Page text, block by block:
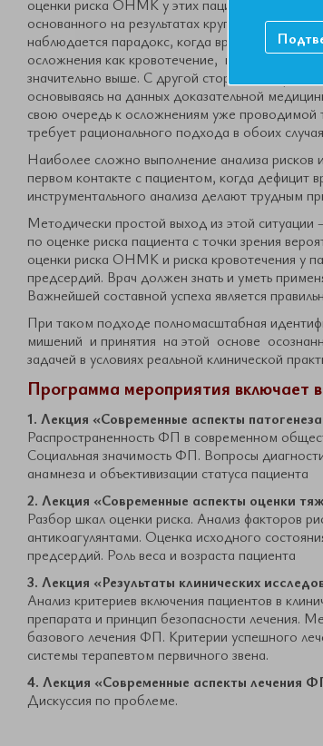
оценки риска ОНМК у этих пациентов и выбора
основанного на результатах крупных
наблюдается парадокс, когда врач, не
осложнения как кровотечение, но суммарный
значительно выше. С другой стороны,
основываясь на данных доказательной
свою очередь к осложнениям уже
требует рационального подхода в обоих
Наиболее сложно выполнение анализа
первом контакте с пациентом, когда дефицит
инструментального анализа делают трудным
Методически простой выход из этой
по оценке риска пациента с точки зрения
оценки риска ОНМК и риска кровотечения у
предсердий. Врач должен знать и уметь
Важнейшей составной успеха является
При таком подходе полномасштабная
мишений и принятия на этой основе
задачей в условиях реальной клинической
Программа мероприятия включает
1. Лекция «Современные аспекты
Распространенность ФП в современном
Социальная значимость ФП. Вопросы
анамнеза и объективизации статуса пациента
2. Лекция «Современные аспекты оценки
Разбор шкал оценки риска. Анализ факторов
антикоагулянтами. Оценка исходного
предсердий. Роль веса и возраста пациента
3. Лекция «Результаты клинических
Анализ критериев включения пациентов в
препарата и принцип безопасности лечения.
базового лечения ФП. Критерии успешного
системы терапевтом первичного звена.
4. Лекция «Современные аспекты лечения
​Дискуссия по проблеме.